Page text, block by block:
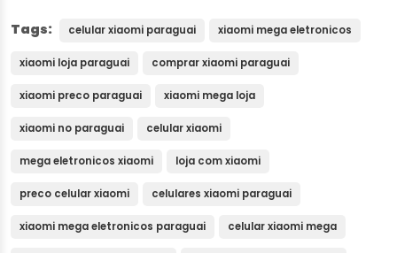
Tags: celular xiaomi paraguai xiaomi mega eletronicos
xiaomi loja paraguai comprar xiaomi paraguai
xiaomi preco paraguai xiaomi mega loja
xiaomi no paraguai celular xiaomi
mega eletronicos xiaomi loja com xiaomi
preco celular xiaomi celulares xiaomi paraguai
xiaomi mega eletronicos paraguai celular xiaomi mega